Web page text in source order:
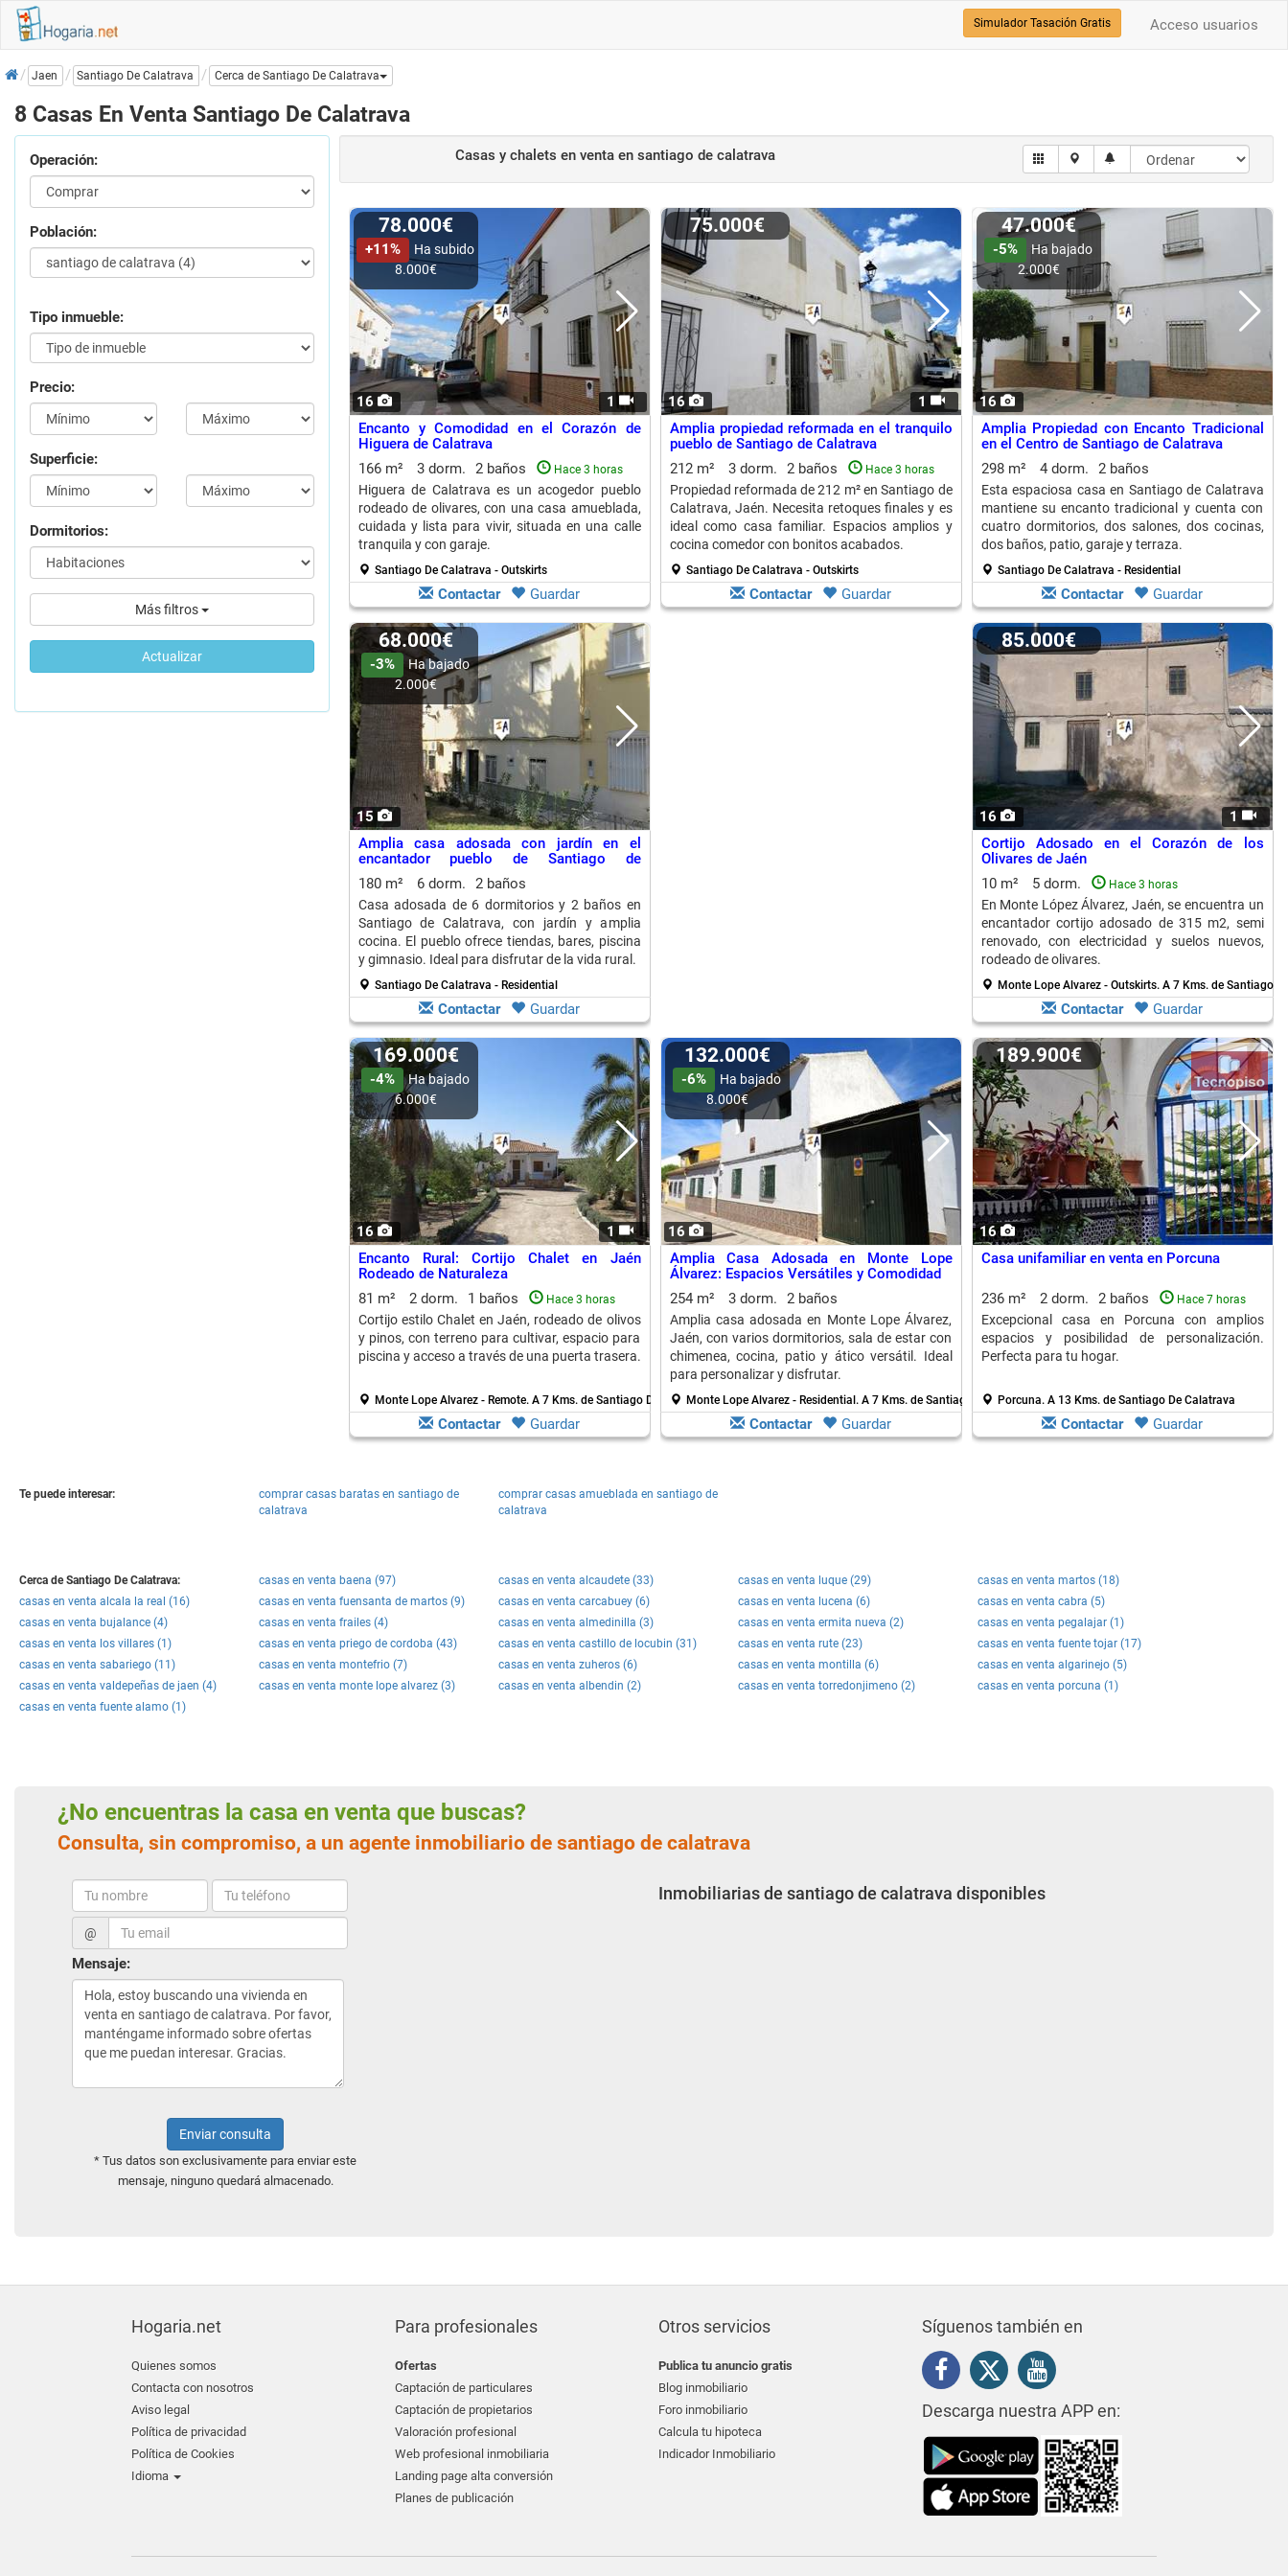
Acceso usuarios
Simulador Tasación Gratis
InicioJaen Santiago De Calatrava Cerca de Santiago De Calatrava
8 Casas En Venta Santiago De Calatrava
Operación:
Población:
Tipo inmueble:
Precio:
Superficie:
Dormitorios:
Más filtros
Actualizar
Casas y chalets en venta en santiago de calatrava
16 1
78.000€
+11%
Ha subido
8.000€
Encanto y Comodidad en el Corazón de
Higuera de Calatrava
166 m²
3 dorm. 2 baños Hace 3 horas
Higuera de Calatrava es un acogedor pueblo
rodeado de olivares, con una casa amueblada,
cuidada y lista para vivir, situada en una calle
tranquila y con garaje.
Santiago De Calatrava - Outskirts
Contactar Guardar
16 1
75.000€
Amplia propiedad reformada en el tranquilo
pueblo de Santiago de Calatrava
212 m²
3 dorm. 2 baños Hace 3 horas
Propiedad reformada de 212 m² en Santiago de
Calatrava, Jaén. Necesita retoques finales y es
ideal como casa familiar. Espacios amplios y
cocina comedor con bonitos acabados.
Santiago De Calatrava - Outskirts
Contactar Guardar
16
47.000€
-5%
Ha bajado
2.000€
Amplia Propiedad con Encanto Tradicional
en el Centro de Santiago de Calatrava
298 m²
4 dorm. 2 baños
Esta espaciosa casa en Santiago de Calatrava
mantiene su encanto tradicional y cuenta con
cuatro dormitorios, dos salones, dos cocinas,
dos baños, patio, garaje y terraza.
Santiago De Calatrava - Residential
Contactar Guardar
15
68.000€
-3%
Ha bajado
2.000€
Amplia casa adosada con jardín en el
encantador pueblo de Santiago de
Calatrava, Jaén
180 m² 6 dorm. 2 baños
Casa adosada de 6 dormitorios y 2 baños en
Santiago de Calatrava, con jardín y amplia
cocina. El pueblo ofrece tiendas, bares, piscina
y gimnasio. Ideal para disfrutar de la vida rural.
Santiago De Calatrava - Residential
Contactar Guardar
16 1
85.000€
Cortijo Adosado en el Corazón de los
Olivares de Jaén
10 m²
5 dorm. Hace 3 horas
En Monte López Álvarez, Jaén, se encuentra un
encantador cortijo adosado de 315 m2, semi
renovado, con electricidad y suelos nuevos,
rodeado de olivares.
Monte Lope Alvarez - Outskirts. A 7 Kms. de Santiago
Contactar Guardar
16 1
169.000€
-4%
Ha bajado
6.000€
Encanto Rural: Cortijo Chalet en Jaén
Rodeado de Naturaleza
81 m²
2 dorm. 1 baños Hace 3 horas
Cortijo estilo Chalet en Jaén, rodeado de olivos
y pinos, con terreno para cultivar, espacio para
piscina y acceso a través de una puerta trasera.
Monte Lope Alvarez - Remote. A 7 Kms. de Santiago De Calatrava
Contactar Guardar
16
132.000€
-6%
Ha bajado
8.000€
Amplia Casa Adosada en Monte Lope
Álvarez: Espacios Versátiles y Comodidad
254 m²
3 dorm. 2 baños
Amplia casa adosada en Monte Lope Álvarez,
Jaén, con varios dormitorios, sala de estar con
chimenea, cocina, patio y ático versátil. Ideal
para personalizar y disfrutar.
Monte Lope Alvarez - Residential. A 7 Kms. de Santiago De Calatrava
Contactar Guardar
16
189.900€
Casa unifamiliar en venta en Porcuna
236 m² 2 dorm. 2 baños Hace 7 horas
Excepcional casa en Porcuna con amplios
espacios y posibilidad de personalización.
Perfecta para tu hogar.
Porcuna. A 13 Kms. de Santiago De Calatrava
Contactar Guardar
Te puede interesar:
comprar casas baratas en santiago de
calatrava
comprar casas amueblada en santiago de
calatrava
Cerca de Santiago De Calatrava: casas en venta baena (97) casas en venta alcaudete (33) casas en venta luque (29)
casas en venta martos (18)
casas en venta alcala la real (16)
casas en venta fuensanta de martos (9) casas en venta carcabuey (6) casas en venta lucena (6)
casas en venta cabra (5)
casas en venta bujalance (4)
casas en venta frailes (4) casas en venta almedinilla (3) casas en venta ermita nueva (2)
casas en venta pegalajar (1)
casas en venta los villares (1)
casas en venta priego de cordoba (43) casas en venta castillo de locubin (31) casas en venta rute (23)
casas en venta fuente tojar (17)
casas en venta sabariego (11)
casas en venta montefrio (7) casas en venta zuheros (6) casas en venta montilla (6)
casas en venta algarinejo (5)
casas en venta valdepeñas de jaen (4)
casas en venta monte lope alvarez (3) casas en venta albendin (2) casas en venta torredonjimeno (2)
casas en venta porcuna (1)
casas en venta fuente alamo (1)
¿No encuentras la casa en venta que buscas?
Consulta, sin compromiso, a un agente inmobiliario de santiago de calatrava
@
Mensaje:
Enviar consulta
* Tus datos son exclusivamente para enviar este
mensaje, ninguno quedará almacenado.
Inmobiliarias de santiago de calatrava disponibles
Hogaria.net
Quienes somos
Contacta con nosotros
Aviso legal
Política de privacidad
Política de Cookies
Idioma
Para profesionales
Ofertas
Captación de particulares
Captación de propietarios
Valoración profesional
Web profesional inmobiliaria
Landing page alta conversión
Planes de publicación
Otros servicios
Publica tu anuncio gratis
Blog inmobiliario
Foro inmobiliario
Calcula tu hipoteca
Indicador Inmobiliario
Síguenos también en
Descarga nuestra APP en: